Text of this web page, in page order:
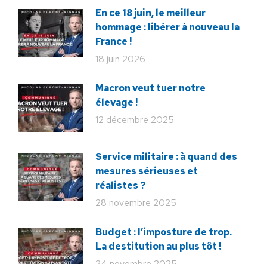
En ce 18 juin, le meilleur
hommage : libérer à nouveau la
France !
18 juin 2026
Macron veut tuer notre
élevage !
12 décembre 2025
Service militaire : à quand des
mesures sérieuses et
réalistes ?
28 novembre 2025
Budget : l’imposture de trop.
La destitution au plus tôt !